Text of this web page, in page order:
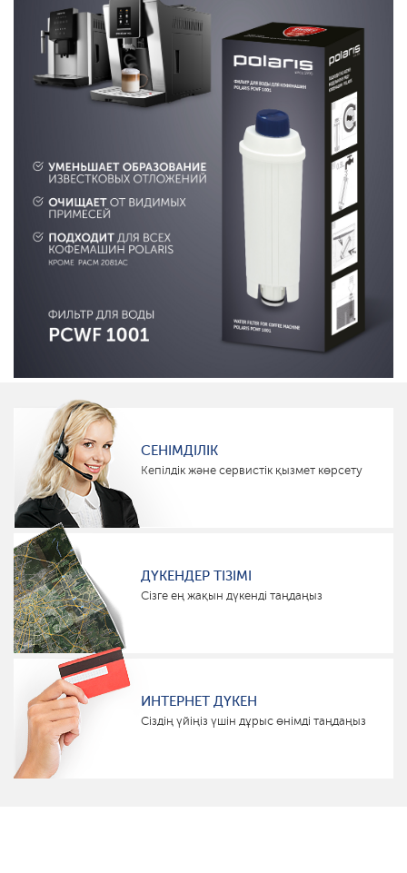
СЕНІМДІЛІК
Кепілдік және сервистік қызмет көрсету
ДҮКЕНДЕР ТІЗІМІ
Сізге ең жақын дүкенді таңдаңыз
ИНТЕРНЕТ ДҮКЕН
Сіздің үйіңіз үшін дұрыс өнімді таңдаңыз